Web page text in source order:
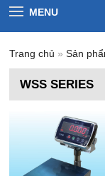
MENU
Trang chủ »Sản
WSS SERIES